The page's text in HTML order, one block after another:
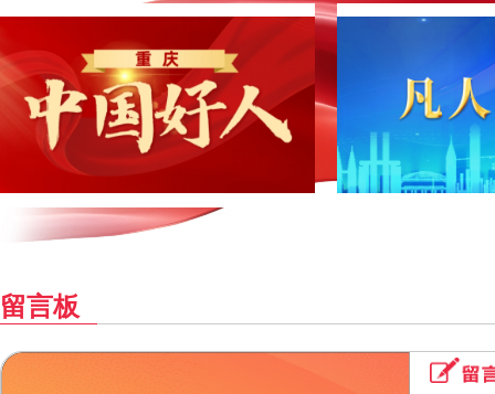
留言板